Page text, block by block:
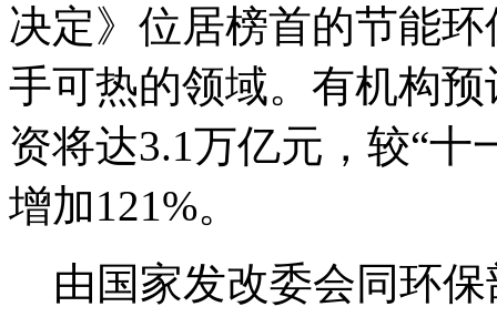
决定》位居榜首的节能
手可热的领域。有机构
资将达3.1万亿元，较“十
增加121%。
由国家发改委会同环保